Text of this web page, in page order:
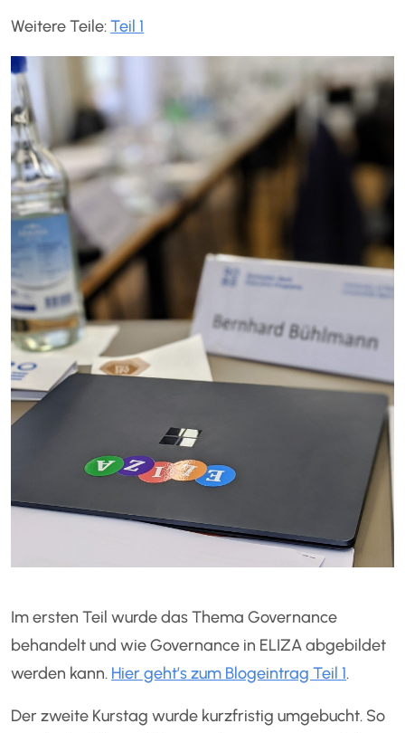
Weitere Teile:Teil 1
Im ersten Teil wurde das Thema Governance
behandelt und wie Governance in ELIZA abgebildet
werden kann. Hier geht’s zum Blogeintrag Teil 1.
Der zweite Kurstag wurde kurzfristig umgebucht. So